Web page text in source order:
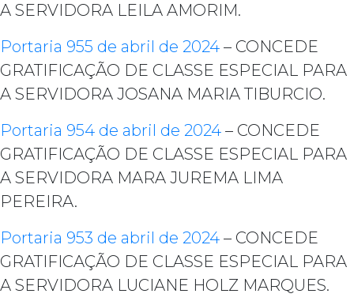
A SERVIDORA LEILA AMORIM.
Portaria 955 de abril de 2024 – CONCEDE
GRATIFICAÇÃO DE CLASSE ESPECIAL PARA
A SERVIDORA JOSANA MARIA TIBURCIO.
Portaria 954 de abril de 2024 – CONCEDE
GRATIFICAÇÃO DE CLASSE ESPECIAL PARA
A SERVIDORA MARA JUREMA LIMA
PEREIRA.
Portaria 953 de abril de 2024 – CONCEDE
GRATIFICAÇÃO DE CLASSE ESPECIAL PARA
A SERVIDORA LUCIANE HOLZ MARQUES.